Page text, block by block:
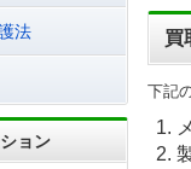
買
下記
法
ョン